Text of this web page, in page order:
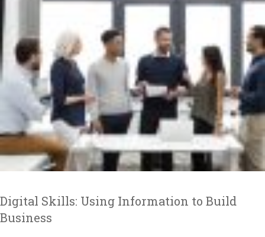
Digital Skills: Using Information to Build
Business